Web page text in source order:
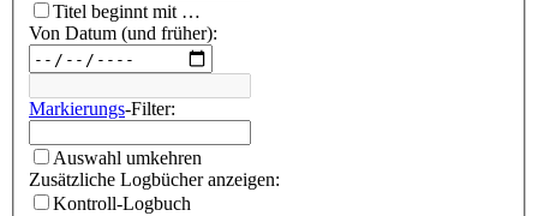
Titel beginnt mit …
Von Datum (und früher):
Markierungs-Filter:
Auswahl umkehren
Zusätzliche Logbücher anzeigen:
Kontroll-Logbuch